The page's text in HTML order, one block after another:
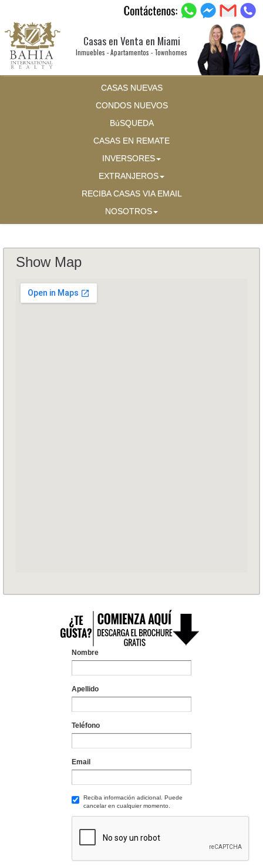
Casas en Venta en Miami
Inmuebles - Apartamentos - Townhomes
CASAS NUEVAS
CONDOS NUEVOS
BúSQUEDA
CASAS EN REMATE
INVERSORES
EXTRANJEROS
RECIBA CASAS VIA EMAIL
NOSOTROS
Show Map
Nombre
Apellido
Teléfono
Email
Reciba información adicional. Puede
cancelar en cualquier momento.